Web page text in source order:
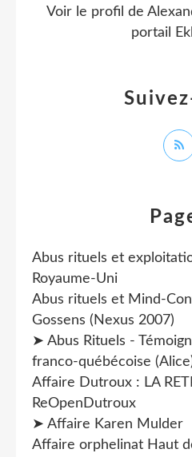
Abus rituels et
Royaume-Uni
Abus rituels et Mind-
Gossens (Nexus 2007)
➤ Abus Rituels -
franco-québécoise
Affaire Dutroux : LA
ReOpenDutroux
➤ Affaire Karen Mulder
Affaire orphelinat Haut
Voir le profil de
portail